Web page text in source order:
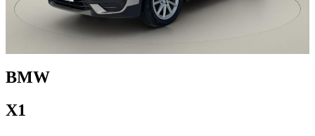
BMW
X1